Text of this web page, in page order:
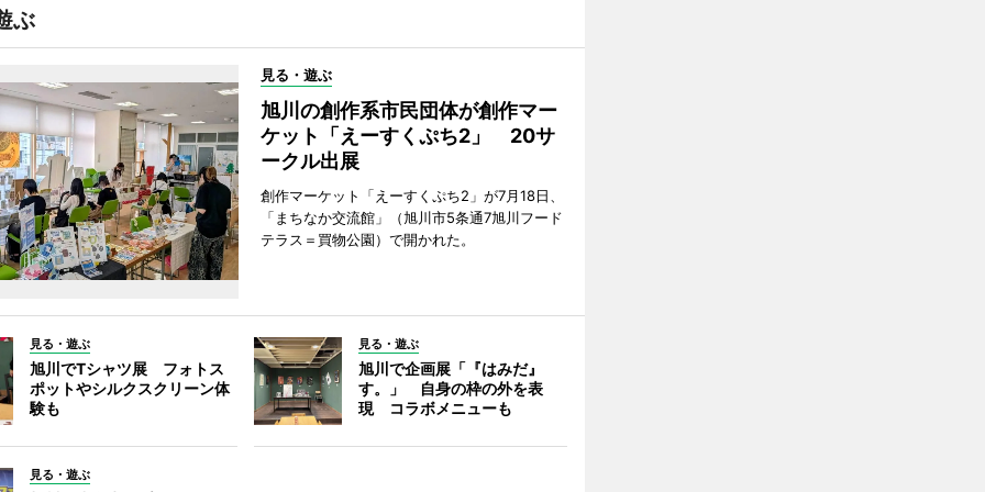
ぶ
見る・遊ぶ
旭川の創作系市民団体が創作マー
ケット「えーすくぷち2」 20サ
ークル出展
創作マーケット「えーすくぷち2」が7月18日、
「まちなか交流館」（旭川市5条通7旭川フード
テラス＝買物公園）で開かれた。
見る・遊ぶ
旭川でTシャツ展 フォトス
ポットやシルクスクリーン体
験も
見る・遊ぶ
旭川で企画展「『はみだ』
す。」 自身の枠の外を表
現 コラボメニューも
見る・遊ぶ